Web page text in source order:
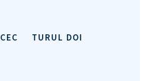
CEC TURUL DOI